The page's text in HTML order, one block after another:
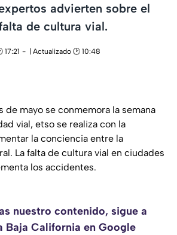
advierten sobre el
de cultura vial.
17:21
| Actualizado 🕑 10:48
de mayo se conmemora la semana
vial, etso se realiza con la
la conciencia entre la
La falta de cultura vial en ciudades
los accidentes.
nuestro contenido, sigue a
Baja California en Google